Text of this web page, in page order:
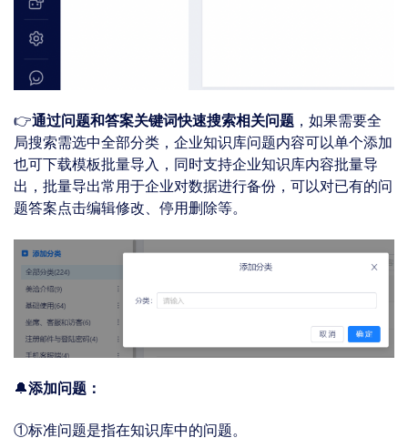
👉通过问题和答案关键词快速搜索相关问题 ，如果需要全
局搜索需选中全部分类，企业知识库问题内容可以单个添加
也可下载模板批量导⼊，同时⽀持企业知识库内容批量导
出，批量导出常用于企业对数据进行备份，可以对已有的问
题答案点击编辑修改、停用删除等。
🔔添加问题：
①标准问题是指在知识库中的问题。